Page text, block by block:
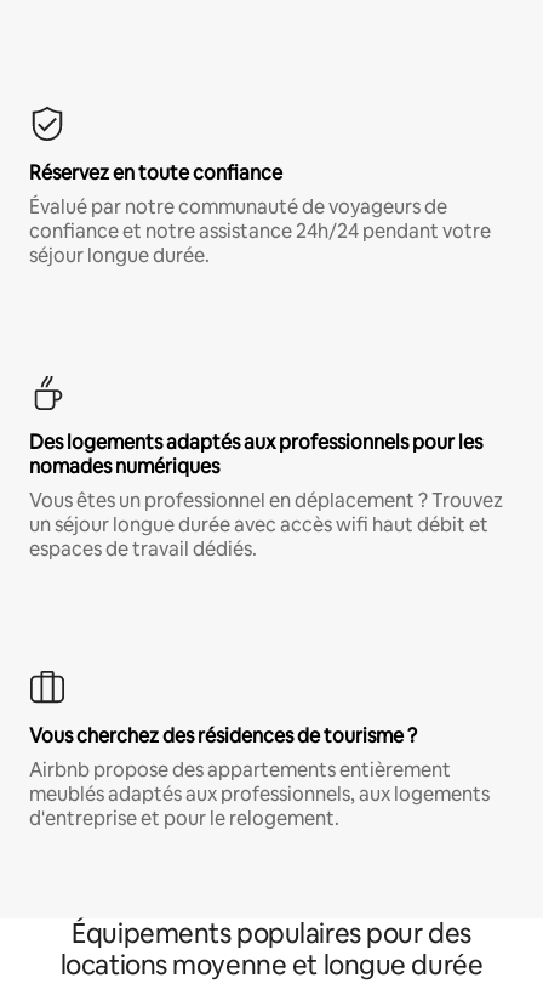
Réservez en toute confiance
Évalué par notre communauté de voyageurs de
confiance et notre assistance 24h/24 pendant votre
séjour longue durée.
Des logements adaptés aux professionnels pour les
nomades numériques
Vous êtes un professionnel en déplacement ? Trouvez
un séjour longue durée avec accès wifi haut débit et
espaces de travail dédiés.
Vous cherchez des résidences de tourisme ?
Airbnb propose des appartements entièrement
meublés adaptés aux professionnels, aux logements
d'entreprise et pour le relogement.
Équipements populaires pour des
locations moyenne et longue durée